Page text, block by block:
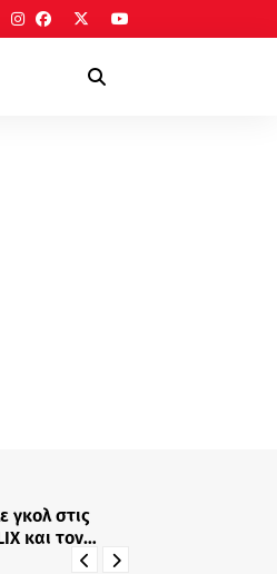
Τεχνικό
πλατφόρμα του
τη λειτουργία